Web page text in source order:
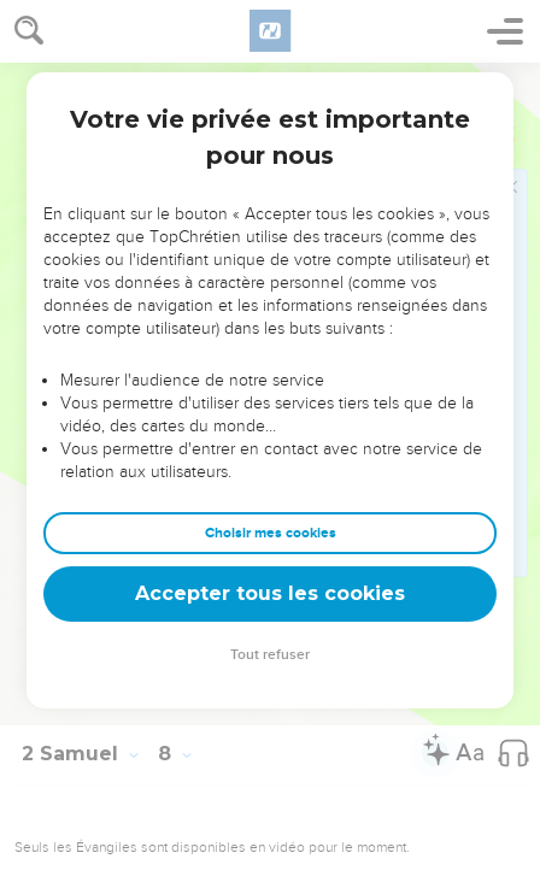
2 Samuel 7
son peuple, tant pour s'acquérir à lui-même un [grand] nom,
que pour vous acquérir cette grandeur, et pour faire dans ton
pays devant ton peuple, que tu t'es racheté d'Egypte, des
choses terribles contre les nations et contre leurs dieux ?
Car tu t'es assuré ton peuple d'Israël, pour être ton peuple
à jamais ; et toi, ô Eternel ! tu leur as été Dieu.
Maintenant donc, ô Eternel Dieu ! confirme pour jamais la
parole que tu as prononcée touchant ton serviteur, et
touchant sa maison, et fais comme tu en as parlé.
Et que ton Nom soit magnifié à jamais, tellement qu'on
dise : L'Eternel des armées est le Dieu d'Israël ; et que la
Car toi, ô Eternel des armées ! Dieu d'Israël ! tu as fait
entendre à ton serviteur, et tu lui as dit : Je te bâtirai une
maison, c'est pourquoi ton serviteur a pris la hardiesse de te
faire cette prière.
Maintenant donc, Seigneur Eternel ! tu es Dieu, tes
paroles seront véritables ; or tu as promis ce bien à ton
serviteur.
Veuille donc maintenant bénir la maison de ton serviteur,
afin qu'elle soit éternellement devant toi ; car tu en as ainsi
2 Samuel 8
Seuls les Évangiles sont disponibles en vidéo pour le moment.
Votre vie privée est importante
pour nous
En cliquant sur le bouton « Accepter tous les cookies », vous
acceptez que TopChrétien utilise des traceurs (comme des
cookies ou l'identifiant unique de votre compte utilisateur) et
traite vos données à caractère personnel (comme vos
données de navigation et les informations renseignées dans
votre compte utilisateur) dans les buts suivants :
Mesurer l'audience de notre service
Vous permettre d'utiliser des services tiers tels que de la
vidéo, des cartes du monde…
Vous permettre d'entrer en contact avec notre service de
relation aux utilisateurs.
Choisir mes cookies
Accepter tous les cookies
Tout refuser